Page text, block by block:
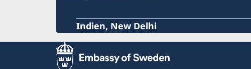
Indien, New Delhi